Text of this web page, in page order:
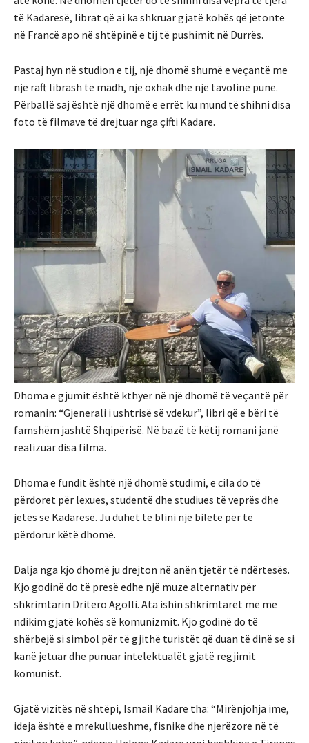
të Kadaresë, librat që ai ka shkruar gjatë kohës që jetonte
në Francë apo në shtëpinë e tij të pushimit në Durrës.
Pastaj hyn në studion e tij, një dhomë shumë e veçantë me
një raft librash të madh, një oxhak dhe një tavolinë pune.
Përballë saj është një dhomë e errët ku mund të shihni disa
foto të filmave të drejtuar nga çifti Kadare.
Dhoma e gjumit është kthyer në një dhomë të veçantë për
romanin: “Gjenerali i ushtrisë së vdekur”, libri që e bëri të
famshëm jashtë Shqipërisë. Në bazë të këtij romani janë
realizuar disa filma.
Dhoma e fundit është një dhomë studimi, e cila do të
përdoret për lexues, studentë dhe studiues të veprës dhe
jetës së Kadaresë. Ju duhet të blini një biletë për të
përdorur këtë dhomë.
Dalja nga kjo dhomë ju drejton në anën tjetër të ndërtesës.
Kjo godinë do të presë edhe një muze alternativ për
shkrimtarin Dritero Agolli. Ata ishin shkrimtarët më me
ndikim gjatë kohës së komunizmit. Kjo godinë do të
shërbejë si simbol për të gjithë turistët që duan të dinë se si
kanë jetuar dhe punuar intelektualët gjatë regjimit
komunist.
Gjatë vizitës në shtëpi, Ismail Kadare tha: “Mirënjohja ime,
ideja është e mrekullueshme, fisnike dhe njerëzore në të